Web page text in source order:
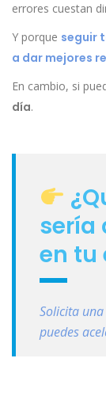
errores cuestan
Y porque seguir
a dar mejores
En cambio, si
día.
sería
en tu
Solicita
puedes